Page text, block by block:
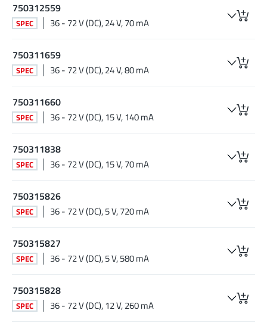
750312559
SPEC 36 - 72 V (DC), 24 V, 70 mA
750311659
SPEC 36 - 72 V (DC), 24 V, 80 mA
750311660
SPEC 36 - 72 V (DC), 15 V, 140 mA
750311838
SPEC 36 - 72 V (DC), 15 V, 70 mA
750315826
SPEC 36 - 72 V (DC), 5 V, 720 mA
750315827
SPEC 36 - 72 V (DC), 5 V, 580 mA
750315828
SPEC 36 - 72 V (DC), 12 V, 260 mA